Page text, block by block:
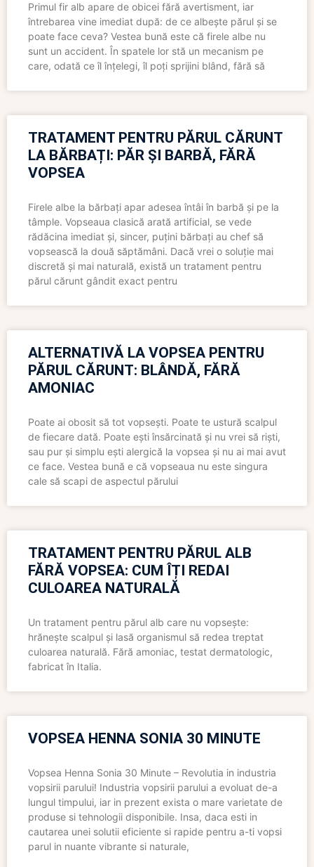
Primul fir alb apare de obicei fără avertisment, iar
întrebarea vine imediat după: de ce albește părul și se
poate face ceva? Vestea bună este că firele albe nu
sunt un accident. În spatele lor stă un mecanism pe
care, odată ce îl înțelegi, îl poți sprijini blând, fără să
TRATAMENT PENTRU PĂRUL CĂRUNT
LA BĂRBAȚI: PĂR ȘI BARBĂ, FĂRĂ
VOPSEA
Firele albe la bărbați apar adesea întâi în barbă și pe la
tâmple. Vopseaua clasică arată artificial, se vede
rădăcina imediat și, sincer, puțini bărbați au chef să
vopsească la două săptămâni. Dacă vrei o soluție mai
discretă și mai naturală, există un tratament pentru
părul cărunt gândit exact pentru
ALTERNATIVĂ LA VOPSEA PENTRU
PĂRUL CĂRUNT: BLÂNDĂ, FĂRĂ
AMONIAC
Poate ai obosit să tot vopsești. Poate te ustură scalpul
de fiecare dată. Poate ești însărcinată și nu vrei să riști,
sau pur și simplu ești alergică la vopsea și nu ai mai avut
ce face. Vestea bună e că vopseaua nu este singura
cale să scapi de aspectul părului
TRATAMENT PENTRU PĂRUL ALB
FĂRĂ VOPSEA: CUM ÎȚI REDAI
CULOAREA NATURALĂ
Un tratament pentru părul alb care nu vopsește:
hrănește scalpul și lasă organismul să redea treptat
culoarea naturală. Fără amoniac, testat dermatologic,
fabricat în Italia.
VOPSEA HENNA SONIA 30 MINUTE
Vopsea Henna Sonia 30 Minute – Revolutia in industria
vopsirii parului! Industria vopsirii parului a evoluat de-a
lungul timpului, iar in prezent exista o mare varietate de
produse si tehnologii disponibile. Insa, daca esti in
cautarea unei solutii eficiente si rapide pentru a-ti vopsi
parul in nuante vibrante si naturale,